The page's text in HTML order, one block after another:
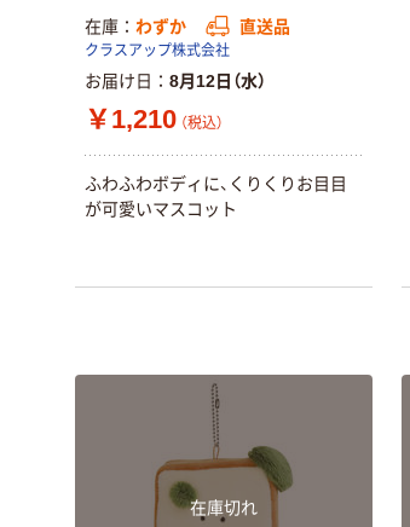
在庫 わずか 直送品
クラスアップ株式会社
お届け日 8月12日（水）
￥1,210 （税込）
ふわふわボディに、くりくりお目目
が可愛いマスコット
在庫切れ